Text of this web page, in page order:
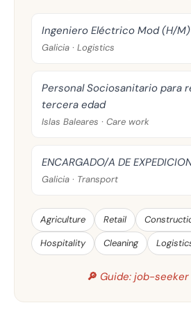
Ingeniero Eléctrico Mod (H/
Galicia · Logistics
Personal Sociosanitario para
tercera edad
Islas Baleares · Care work
ENCARGADO/A DE
Galicia · Transport
Agriculture Retail
Hospitality
Cleaning
🔎 Guide: job-